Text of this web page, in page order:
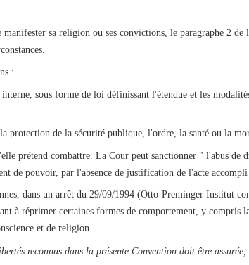
sa religion ou ses convictions, le paragraphe 2
:
sous forme de loi définissant l'étendue et les
protection de la sécurité publique, l'ordre, la santé ou la
prétend combattre. La Cour peut sanctionner " l'abus de
de pouvoir, par l'absence de justification de l'acte
dans un arrêt du 29/09/1994 (Otto-Preminger Institut
à réprimer certaines formes de comportement, y
et de religion.
reconnus dans la présente Convention doit être